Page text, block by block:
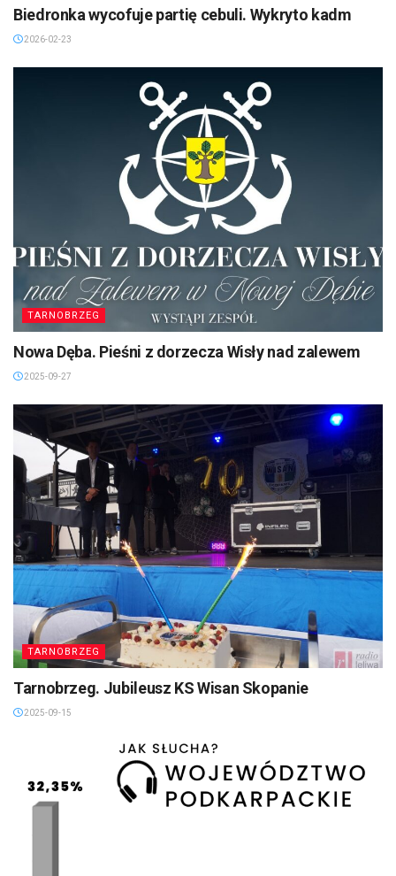
Biedronka wycofuje partię cebuli. Wykryto kadm
2026-02-23
TARNOBRZEG
Nowa Dęba. Pieśni z dorzecza Wisły nad zalewem
2025-09-27
TARNOBRZEG
Tarnobrzeg. Jubileusz KS Wisan Skopanie
2025-09-15